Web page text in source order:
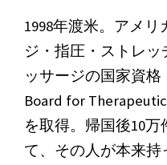
1998年渡米。アメ
ジ・指圧・ストレ
ッサージの国家資格
Board for Therapeutic
を取得。帰国後10
て、その人が本来